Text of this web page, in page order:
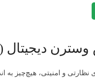
وسترن دیجیتال (
و امنیتی، هیچ‌چیز به